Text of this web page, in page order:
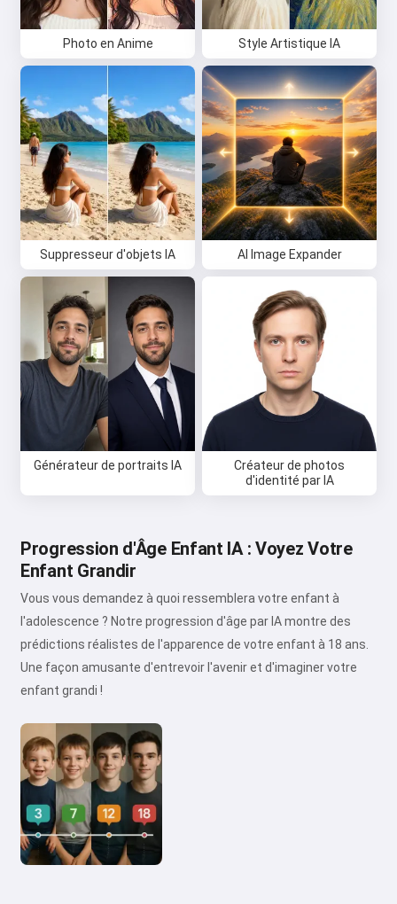
Photo en Anime Style Artistique IA
Suppresseur d'objets IA AI Image Expander
Générateur de portraits IA
Créateur de photos
d'identité par IA
Progression d'Âge Enfant IA : Voyez Votre
Enfant Grandir
Vous vous demandez à quoi ressemblera votre enfant à
l'adolescence ? Notre progression d'âge par IA montre des
prédictions réalistes de l'apparence de votre enfant à 18 ans.
Une façon amusante d'entrevoir l'avenir et d'imaginer votre
enfant grandi !